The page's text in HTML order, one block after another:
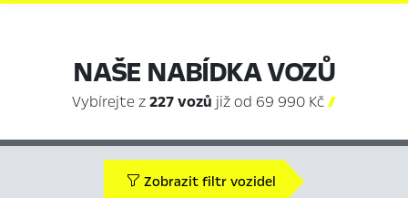
NAŠE NABÍDKA VOZŮ
Vybírejte z227 vozů již od 69 990 Kč
Zobrazit filtr vozidel